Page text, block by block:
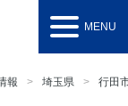
MENU
報 埼玉県 行田